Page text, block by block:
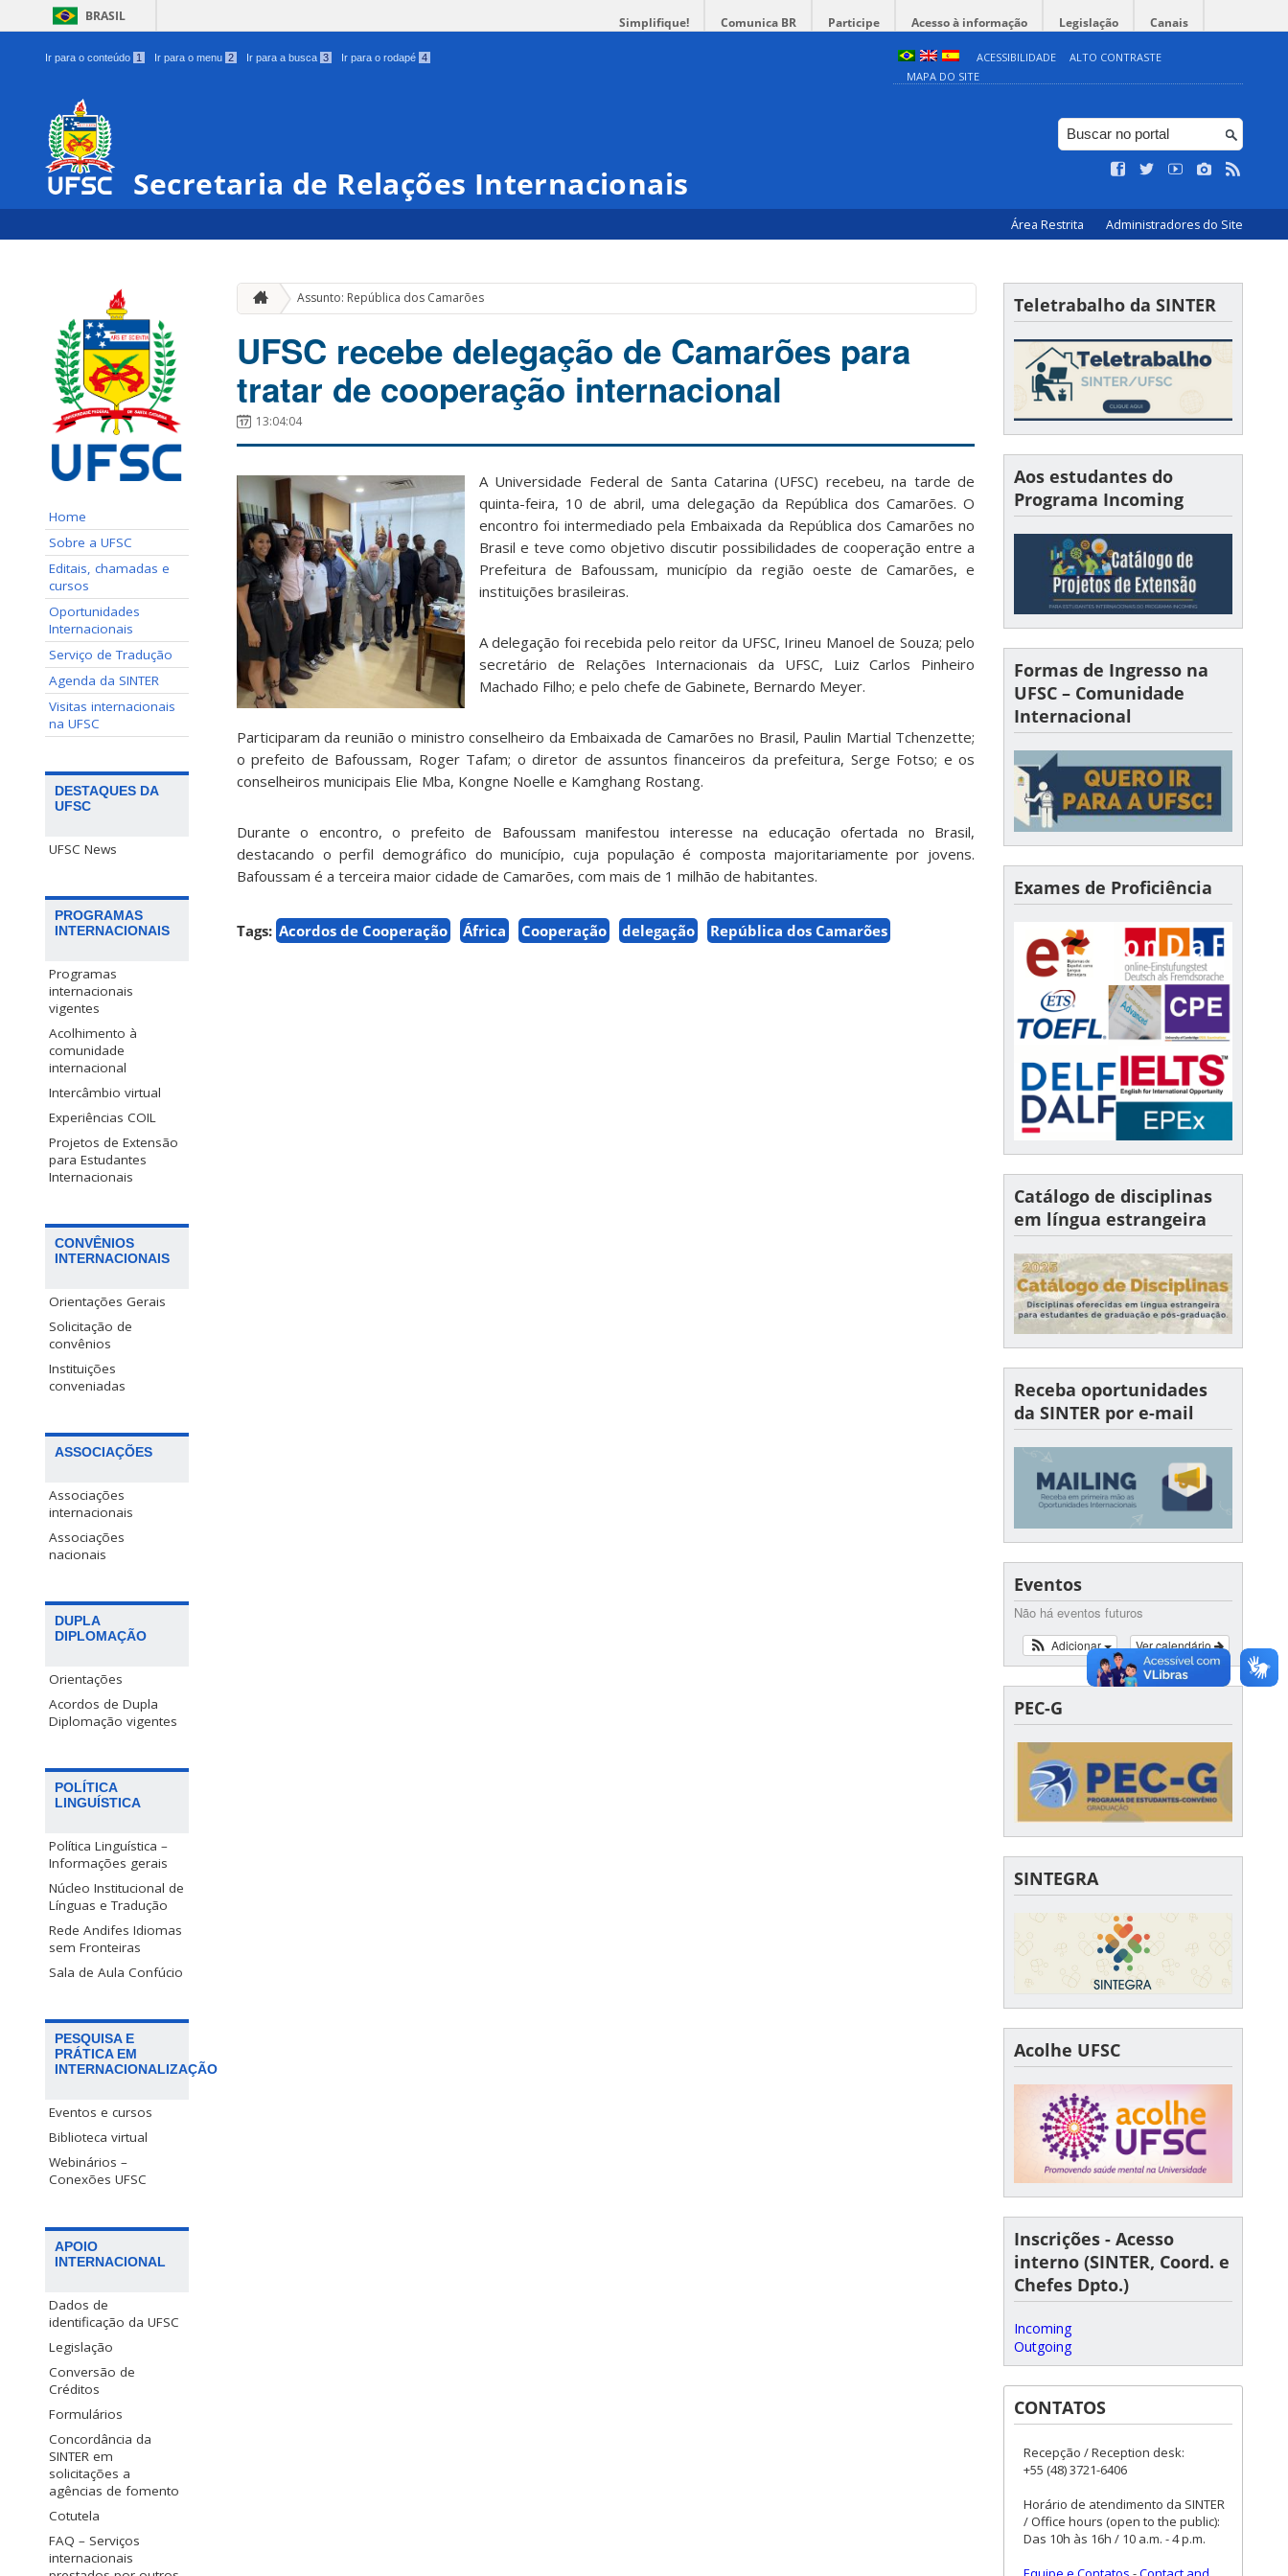
BRASIL Simplifique! Comunica BR Participe Acesso à informação Legislação Canais
Ir para o conteúdo 1 Ir para o menu 2 Ir para a busca 3 Ir para o rodapé 4 ACESSIBILIDADE
ALTO CONTRASTE
MAPA DO SITE
Secretaria de Relações Internacionais
Área Restrita Administradores do Site
Home
Sobre a UFSC
Editais, chamadas e
cursos
Oportunidades
Internacionais
Serviço de Tradução
Agenda da SINTER
Visitas internacionais
na UFSC
DESTAQUES DA
UFSC
UFSC News
PROGRAMAS
INTERNACIONAIS
Programas
internacionais
vigentes
Acolhimento à
comunidade
internacional
Intercâmbio virtual
Experiências COIL
Projetos de Extensão
para Estudantes
Internacionais
CONVÊNIOS
INTERNACIONAIS
Orientações Gerais
Solicitação de
convênios
Instituições
conveniadas
ASSOCIAÇÕES
Associações
internacionais
Associações
nacionais
DUPLA
DIPLOMAÇÃO
Orientações
Acordos de Dupla
Diplomação vigentes
POLÍTICA
LINGUÍSTICA
Política Linguística –
Informações gerais
Núcleo Institucional de
Línguas e Tradução
Rede Andifes Idiomas
sem Fronteiras
Sala de Aula Confúcio
PESQUISA E
PRÁTICA EM
INTERNACIONALIZAÇÃO
Eventos e cursos
Biblioteca virtual
Webinários –
Conexões UFSC
APOIO
INTERNACIONAL
Dados de
identificação da UFSC
Legislação
Conversão de
Créditos
Formulários
Concordância da
SINTER em
solicitações a
agências de fomento
Cotutela
FAQ – Serviços
internacionais
Assunto: República dos Camarões
UFSC recebe delegação de Camarões para
tratar de cooperação internacional
13:04:04
A Universidade Federal de Santa Catarina (UFSC) recebeu, na tarde de
quinta-feira, 10 de abril, uma delegação da República dos Camarões. O
encontro foi intermediado pela Embaixada da República dos Camarões no
Brasil e teve como objetivo discutir possibilidades de cooperação entre a
Prefeitura de Bafoussam, município da região oeste de Camarões, e
instituições brasileiras.
A delegação foi recebida pelo reitor da UFSC, Irineu Manoel de Souza; pelo
secretário de Relações Internacionais da UFSC, Luiz Carlos Pinheiro
Machado Filho; e pelo chefe de Gabinete, Bernardo Meyer.
Participaram da reunião o ministro conselheiro da Embaixada de Camarões no Brasil, Paulin Martial Tchenzette;
o prefeito de Bafoussam, Roger Tafam; o diretor de assuntos financeiros da prefeitura, Serge Fotso; e os
conselheiros municipais Elie Mba, Kongne Noelle e Kamghang Rostang.
Durante o encontro, o prefeito de Bafoussam manifestou interesse na educação ofertada no Brasil,
destacando o perfil demográfico do município, cuja população é composta majoritariamente por jovens.
Bafoussam é a terceira maior cidade de Camarões, com mais de 1 milhão de habitantes.
Tags: Acordos de Cooperação África Cooperação delegação República dos Camarões
Teletrabalho da SINTER
Aos estudantes do
Programa Incoming
Formas de Ingresso na
UFSC – Comunidade
Internacional
Exames de Proficiência
Catálogo de disciplinas
em língua estrangeira
Receba oportunidades
da SINTER por e-mail
Eventos
Não há eventos futuros
Ver calendário
Adicionar
PEC-G
SINTEGRA
Acolhe UFSC
Inscrições - Acesso
interno (SINTER, Coord. e
Chefes Dpto.)
Incoming
Outgoing
CONTATOS
Recepção / Reception desk:
+55 (48) 3721-6406
Horário de atendimento da SINTER
/ Office hours (open to the public):
Das 10h às 16h / 10 a.m. - 4 p.m.